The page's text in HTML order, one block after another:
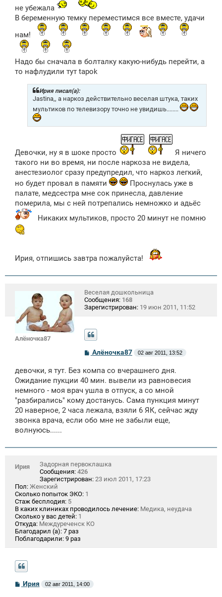
не убежала
В беременную темку переместимся все вместе, удачи
нам!
Надо бы сначала в болталку какую-нибудь перейти, а
то нафлудили тут tapok
Ирия писал(а):
Jastina,, а наркоз действительно веселая штука, таких
мультиков по телевизору точно не увидишь........
Девочки, ну я в шоке просто
Я ничего
такого ни во время, ни после наркоза не видела,
анестезиолог сразу предупредил, что наркоз легкий,
но будет провал в памяти
Проснулась уже в
палате, медсестра мне сок принесла, давление
померила, мы с ней потрепались немножко и адьёс
Никаких мультиков, просто 20 минут не помню
Ирия, отпишись завтра пожалуйста!
Алёночка87
Веселая дошкольница
Сообщения: 168
Зарегистрирован: 19 июн 2011, 11:52
С
б
щ
н
и
Алёночка87 02 авг 2011, 13:52
девочки, я тут. Без компа со вчерашнего дня.
Ожидание пукции 40 мин. вывели из равновесия
немного - моя врач ушла в отпуск, а со мной
"разбирались" кому достанусь. Сама пункция минут
20 наверное, 2 часа лежала, взяли 6 ЯК, сейчас жду
звонка врача, если обо мне не забыли еще,
волнуюсь......
Ирия
Задорная первоклашка
Сообщения: 426
Зарегистрирован: 23 июл 2011, 17:23
Пол: Женский
Сколько попыток ЭКО: 1
Стаж бесплодия: 5
В каких клиниках проводилось лечение: Медика, неудача
Сколько у вас детей: 1
Откуда: Междуреченск КО
Благодарил (а): 7 раз
Поблагодарили: 9 раз
СИрия 02 авг 2011, 14:00